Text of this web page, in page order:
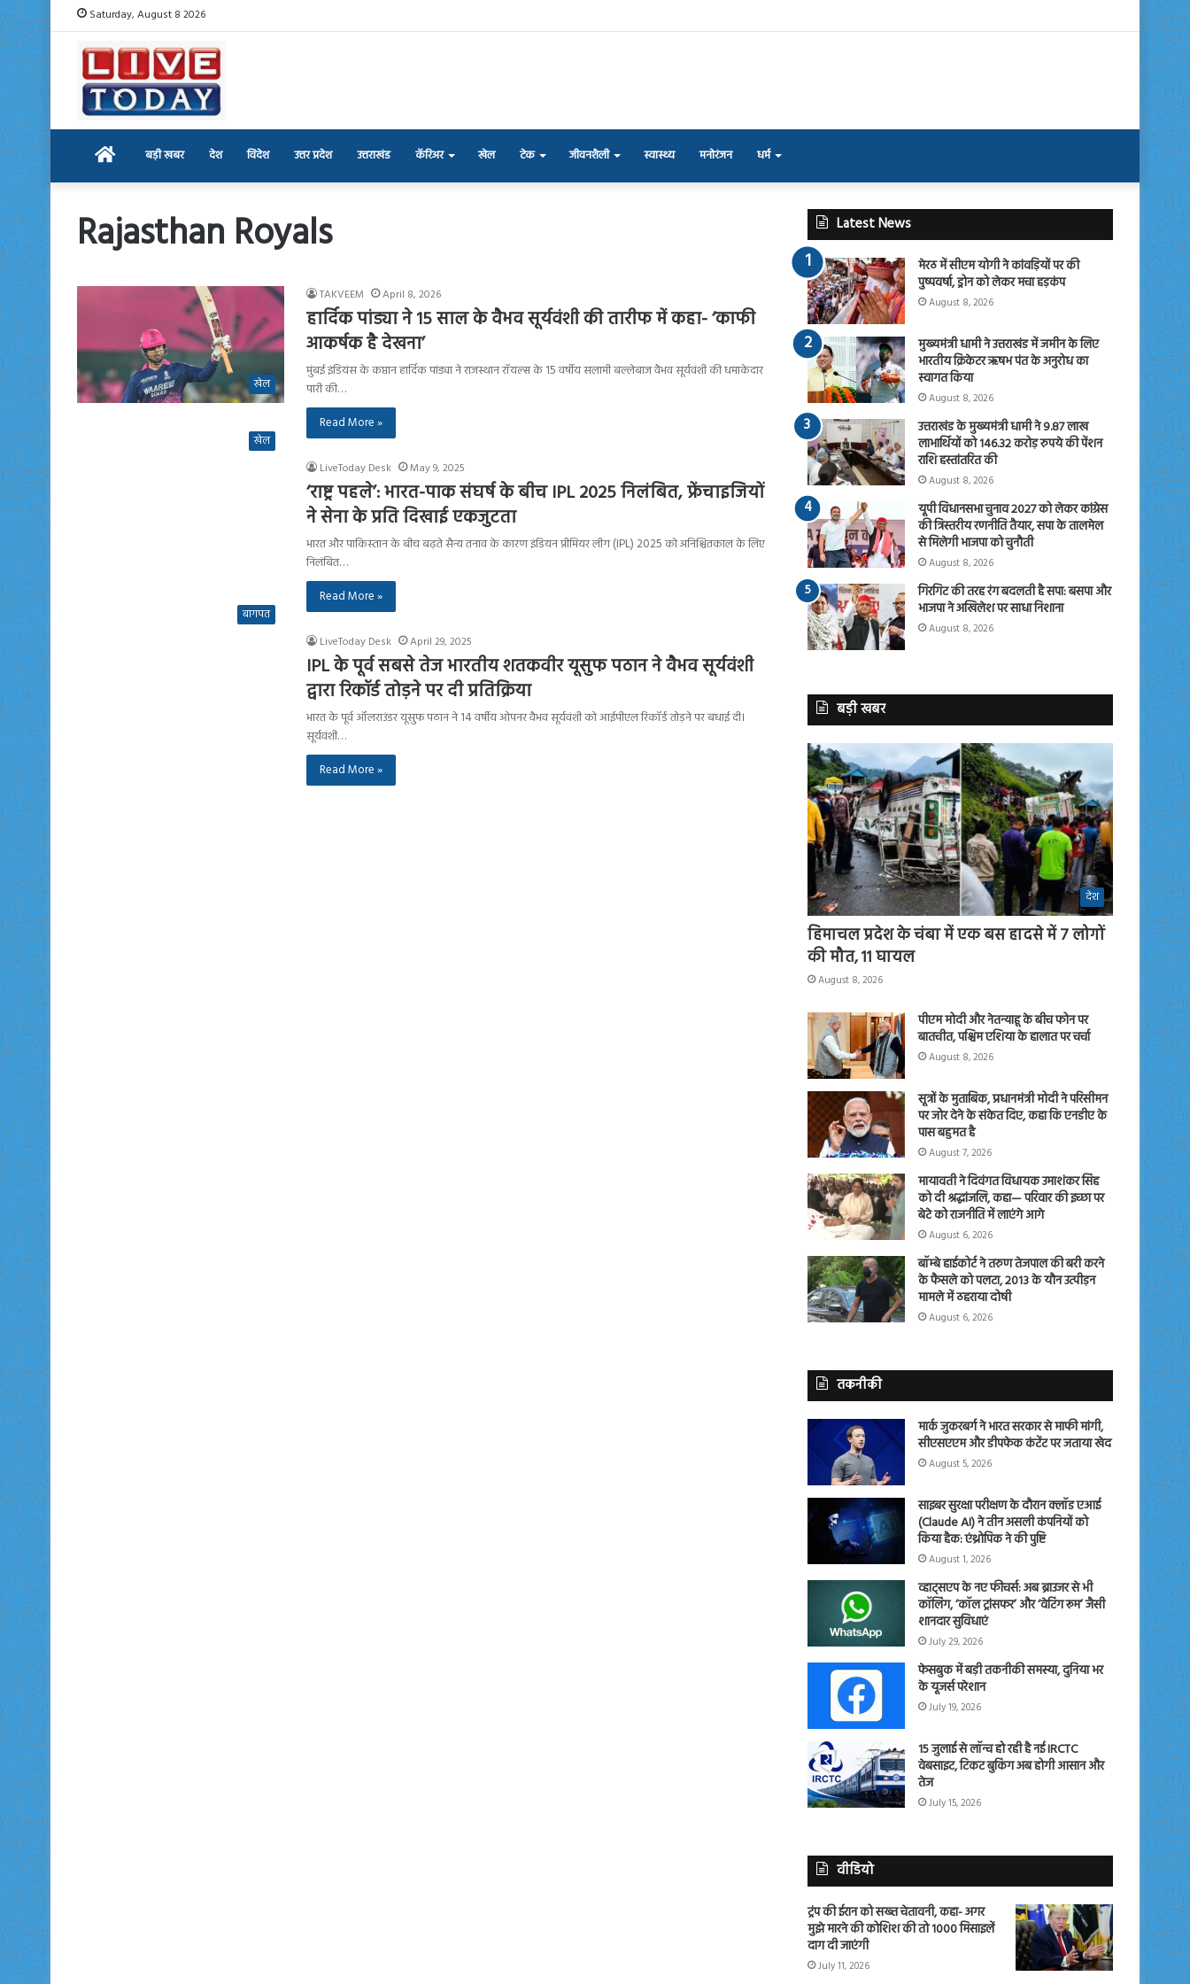
Saturday, August 8 2026
Home बड़ी खबर देश विदेश उत्तर प्रदेश उत्तराखंड कॅरिअर खेल टेक जीवनशैली स्वास्थ्य मनोरंजन धर्म
Rajasthan Royals
खेल
TAKVEEM April 8, 2026
हार्दिक पांड्या ने 15 साल के वैभव सूर्यवंशी की तारीफ में कहा- ‘काफी
आकर्षक है देखना’
मुंबई इंडियंस के कप्तान हार्दिक पांड्या ने राजस्थान रॉयल्स के 15 वर्षीय सलामी बल्लेबाज वैभव सूर्यवंशी की धमाकेदार
पारी की…
Read More »
खेल
LiveToday Desk
May 9, 2025
‘राष्ट्र पहले’: भारत-पाक संघर्ष के बीच IPL 2025 निलंबित, फ्रेंचाइजियों
ने सेना के प्रति दिखाई एकजुटता
भारत और पाकिस्तान के बीच बढ़ते सैन्य तनाव के कारण इंडियन प्रीमियर लीग (IPL) 2025 को अनिश्चितकाल के लिए
निलंबित…
Read More »
बागपत
LiveToday Desk
April 29, 2025
IPL के पूर्व सबसे तेज भारतीय शतकवीर यूसुफ पठान ने वैभव सूर्यवंशी
द्वारा रिकॉर्ड तोड़ने पर दी प्रतिक्रिया
भारत के पूर्व ऑलराउंडर यूसुफ पठान ने 14 वर्षीय ओपनर वैभव सूर्यवंशी को आईपीएल रिकॉर्ड तोड़ने पर बधाई दी।
सूर्यवंशी…
Read More »
Latest News
मेरठ में सीएम योगी ने कांवड़ियों पर की
पुष्पवर्षा, ड्रोन को लेकर मचा हड़कंप
August 8, 2026
मुख्यमंत्री धामी ने उत्तराखंड में जमीन के लिए
भारतीय क्रिकेटर ऋषभ पंत के अनुरोध का
स्वागत किया
August 8, 2026
उत्तराखंड के मुख्यमंत्री धामी ने 9.87 लाख
लाभार्थियों को 146.32 करोड़ रुपये की पेंशन
राशि हस्तांतरित की
August 8, 2026
यूपी विधानसभा चुनाव 2027 को लेकर कांग्रेस
की त्रिस्तरीय रणनीति तैयार, सपा के तालमेल
से मिलेगी भाजपा को चुनौती
August 8, 2026
गिरगिट की तरह रंग बदलती है सपा: बसपा और
भाजपा ने अखिलेश पर साधा निशाना
August 8, 2026
बड़ी खबर
देश
हिमाचल प्रदेश के चंबा में एक बस हादसे में 7 लोगों
की मौत, 11 घायल
August 8, 2026
पीएम मोदी और नेतन्याहू के बीच फोन पर
बातचीत, पश्चिम एशिया के हालात पर चर्चा
August 8, 2026
सूत्रों के मुताबिक, प्रधानमंत्री मोदी ने परिसीमन
पर जोर देने के संकेत दिए, कहा कि एनडीए के
पास बहुमत है
August 7, 2026
मायावती ने दिवंगत विधायक उमाशंकर सिंह
को दी श्रद्धांजलि, कहा— परिवार की इच्छा पर
बेटे को राजनीति में लाएंगे आगे
August 6, 2026
बॉम्बे हाईकोर्ट ने तरुण तेजपाल की बरी करने
के फैसले को पलटा, 2013 के यौन उत्पीड़न
मामले में ठहराया दोषी
August 6, 2026
तकनीकी
मार्क जुकरबर्ग ने भारत सरकार से माफी मांगी,
सीएसएएम और डीपफेक कंटेंट पर जताया खेद
August 5, 2026
साइबर सुरक्षा परीक्षण के दौरान क्लॉड एआई
(Claude AI) ने तीन असली कंपनियों को
किया हैक: एंथ्रोपिक ने की पुष्टि
August 1, 2026
व्हाट्सएप के नए फीचर्स: अब ब्राउजर से भी
कॉलिंग, ‘कॉल ट्रांसफर’ और ‘वेटिंग रूम’ जैसी
शानदार सुविधाएं
July 29, 2026
फेसबुक में बड़ी तकनीकी समस्या, दुनिया भर
के यूजर्स परेशान
July 19, 2026
15 जुलाई से लॉन्च हो रही है नई IRCTC
वेबसाइट, टिकट बुकिंग अब होगी आसान और
तेज
July 15, 2026
वीडियो
ट्रंप की ईरान को सख्त चेतावनी, कहा- अगर
मुझे मारने की कोशिश की तो 1000 मिसाइलें
दाग दी जाएंगी
July 11, 2026